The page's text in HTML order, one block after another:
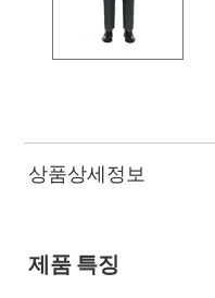
상품상세정보
제품 특징